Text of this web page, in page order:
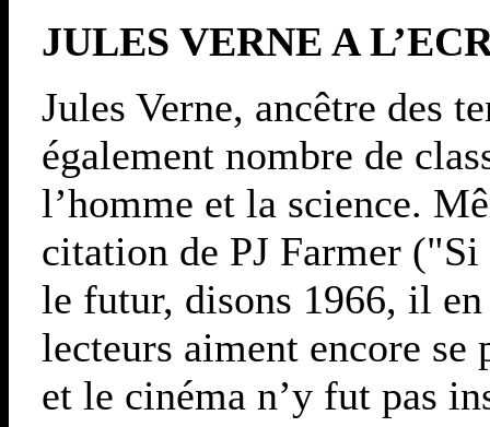
JULES VERNE A
Jules Verne, ancêtre des
également nombre de
l’homme et la science.
citation de PJ Farmer
le futur, disons 1966, il
lecteurs aiment encore se
et le cinéma n’y fut pas